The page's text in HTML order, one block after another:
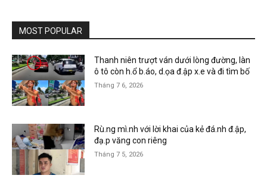
MOST POPULAR
Thanh niên trượt ván dưới lòng đường, làn
ô tô còn h.ổ b.áo, d.ọa đ.ập x.e và đi tìm bố
Tháng 7 6, 2026
Rù.ng mì.nh với lời khai của kẻ đá.nh đ.ập,
đạ.p văng con riêng
Tháng 7 5, 2026